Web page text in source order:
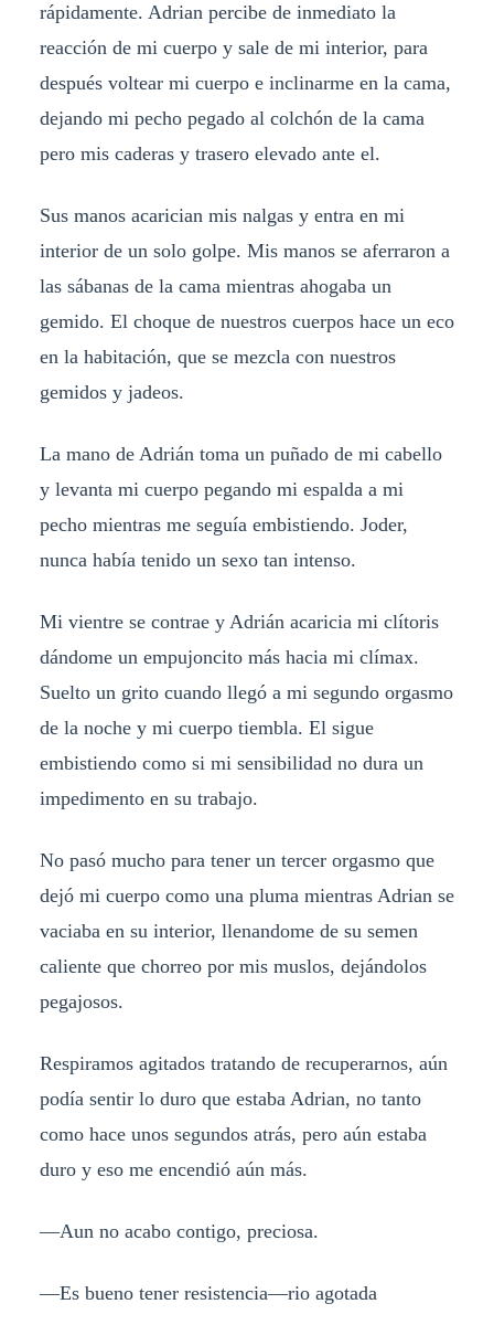
rápidamente. Adrian percibe de inmediato la
reacción de mi cuerpo y sale de mi interior, para
después voltear mi cuerpo e inclinarme en la cama,
dejando mi pecho pegado al colchón de la cama
pero mis caderas y trasero elevado ante el.
Sus manos acarician mis nalgas y entra en mi
interior de un solo golpe. Mis manos se aferraron a
las sábanas de la cama mientras ahogaba un
gemido. El choque de nuestros cuerpos hace un eco
en la habitación, que se mezcla con nuestros
gemidos y jadeos.
La mano de Adrián toma un puñado de mi cabello
y levanta mi cuerpo pegando mi espalda a mi
pecho mientras me seguía embistiendo. Joder,
nunca había tenido un sexo tan intenso.
Mi vientre se contrae y Adrián acaricia mi clítoris
dándome un empujoncito más hacia mi clímax.
Suelto un grito cuando llegó a mi segundo orgasmo
de la noche y mi cuerpo tiembla. El sigue
embistiendo como si mi sensibilidad no dura un
impedimento en su trabajo.
No pasó mucho para tener un tercer orgasmo que
dejó mi cuerpo como una pluma mientras Adrian se
vaciaba en su interior, llenandome de su semen
caliente que chorreo por mis muslos, dejándolos
pegajosos.
Respiramos agitados tratando de recuperarnos, aún
podía sentir lo duro que estaba Adrian, no tanto
como hace unos segundos atrás, pero aún estaba
duro y eso me encendió aún más.
—Aun no acabo contigo, preciosa.
—Es bueno tener resistencia—rio agotada